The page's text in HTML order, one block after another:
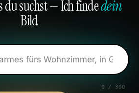
du suchst — Ich findedein
Bild
0 / 300